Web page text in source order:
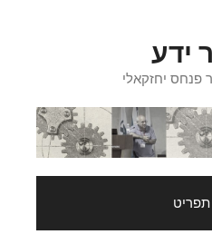
ידע
יחזקאלי
תפריט